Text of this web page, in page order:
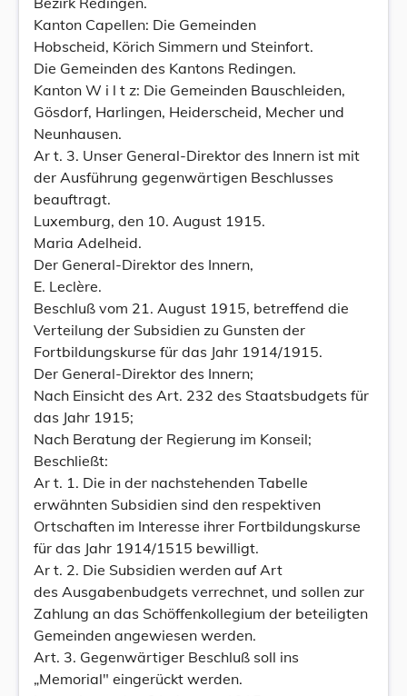
Kanton Capellen: Die Gemeinden
Hobscheid, Körich Simmern und Steinfort.
Die Gemeinden des Kantons Redingen.
Kanton W i l t z: Die Gemeinden Bauschleiden,
Gösdorf, Harlingen, Heiderscheid, Mecher und
Neunhausen.
Ar t. 3. Unser General-Direktor des Innern ist mit
der Ausführung gegenwärtigen Beschlusses
beauftragt.
Luxemburg, den 10. August 1915.
Maria Adelheid.
Der General-Direktor des Innern,
E. Leclère.
Beschluß vom 21. August 1915, betreffend die
Verteilung der Subsidien zu Gunsten der
Fortbildungskurse für das Jahr 1914/1915.
Der General-Direktor des Innern;
Nach Einsicht des Art. 232 des Staatsbudgets für
das Jahr 1915;
Nach Beratung der Regierung im Konseil;
Beschließt:
Ar t. 1. Die in der nachstehenden Tabelle
erwähnten Subsidien sind den respektiven
Ortschaften im Interesse ihrer Fortbildungskurse
für das Jahr 1914/1515 bewilligt.
Ar t. 2. Die Subsidien werden auf Art
des Ausgabenbudgets verrechnet, und sollen zur
Zahlung an das Schöffenkollegium der beteiligten
Gemeinden angewiesen werden.
Art. 3. Gegenwärtiger Beschluß soll ins
„Memorial" eingerückt werden.